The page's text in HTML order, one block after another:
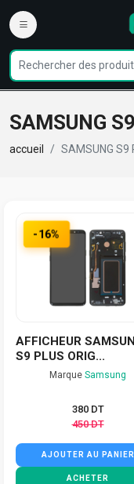
SAMSUNG
accueil SAMSUNG S9
-16%
AFFICHEUR
S9 PLUS ORIG...
Marque Samsung
380 DT
450 DT
AJOUTER AU PANIER
ACHETER